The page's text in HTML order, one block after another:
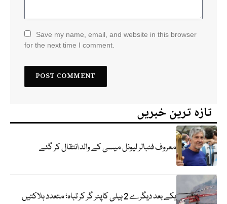
Save my name, email, and website in this browser
for the next time I comment.
تازہ ترین خبریں
معروف فٹبالر لیونل میسی کے والد انتقال کر گئے
یکے بعد دیگرے 2 ہیلی کاپٹر گر کر تباہ؛ متعدد ہلاکتیں